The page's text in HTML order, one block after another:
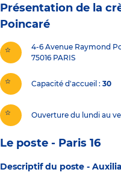
Présentation de la
Poincaré
4-6 Avenue Raymond
75016 PARIS
Capacité d'accueil 30
Ouverture du lundi au
Le poste - Paris 16
Descriptif du poste -